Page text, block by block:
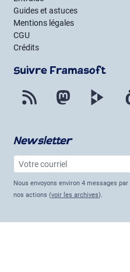
Guides et astuces
Mentions légales
CGU
Crédits
Suivre Framasoft
Flux RSS Mastodon
Newsletter
Votre courriel
Nous envoyons environ 4 messages
nos actions (voir les archives).